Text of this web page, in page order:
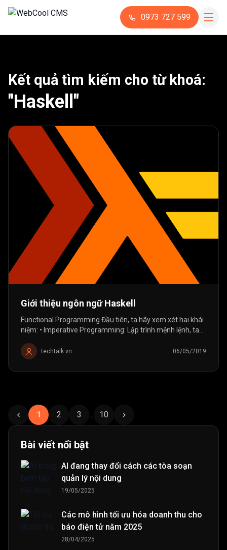
0973 727 599
Kết quả tìm kiếm cho từ khoá:
"Haskell"
Giới thiệu ngôn ngữ Haskell
Functional Programming Đầu tiên, ta hãy xem xét hai khái
niệm: • Imperative Programming: Lập trình mệnh lệnh, ta
Ta sẽ hướng dẫn...
techtalk.vn 06/05/2019
1 2 3 10
Bài viết nổi bật
AI đang thay đổi cách các tòa soạn
quản lý nội dung
19/05/2025
Các mô hình tối ưu hóa doanh thu cho
báo điện tử năm 2025
28/04/2025